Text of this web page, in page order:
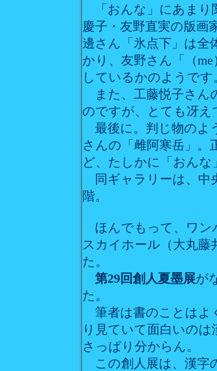
「おんな」にあまり
慶子・友野直実の版画
邊さん「氷点下」は全
かり、友野さん「（
しているかのようです
また、工藤悦子さん
のですが、とても冴え
最後に。判じ物のよ
さんの「雌阿寒岳」。
ど、たしかに「おん
同ギャラリーは、中
階。
ほんでもって、ワン
スカイホール（大丸
た。
第29回創人夏墨展が
た。
筆者は書のことはよ
り見ていて面白いの
さっぱり分からん。
この創人展は、漢字